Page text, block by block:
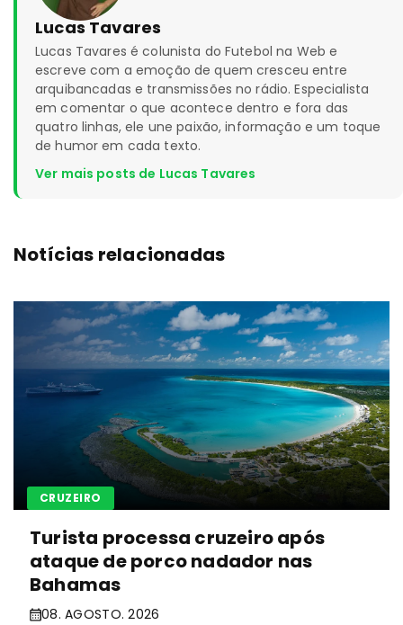
Lucas Tavares
Lucas Tavares é colunista do Futebol na Web e
escreve com a emoção de quem cresceu entre
arquibancadas e transmissões no rádio. Especialista
em comentar o que acontece dentro e fora das
quatro linhas, ele une paixão, informação e um toque
de humor em cada texto.
Ver mais posts de Lucas Tavares
Notícias relacionadas
CRUZEIRO
Turista processa cruzeiro após
ataque de porco nadador nas
Bahamas
08. AGOSTO. 2026